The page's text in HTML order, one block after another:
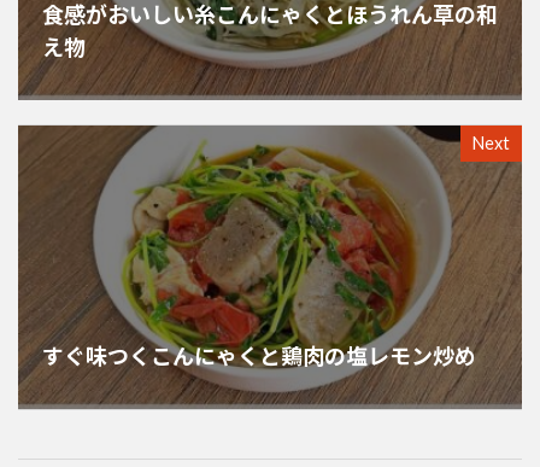
食感がおいしい糸こんにゃくとほうれん草の和
え物
Next
すぐ味つくこんにゃくと鶏肉の塩レモン炒め